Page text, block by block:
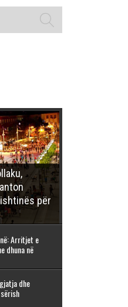
për
Arritjet e
dhuna në
dhe